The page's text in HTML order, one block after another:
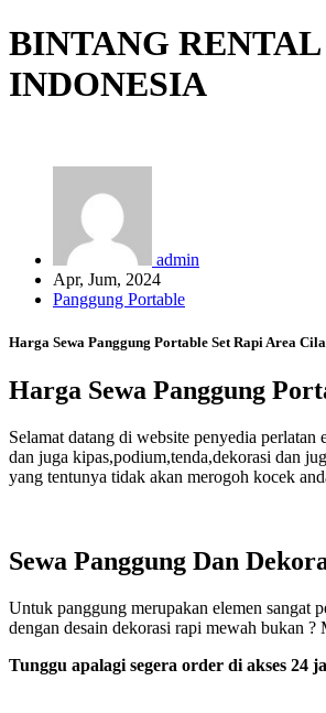
BINTANG RENTAL
INDONESIA
admin
Apr, Jum, 2024
Panggung Portable
Harga Sewa Panggung Portable Set Rapi Area
Harga Sewa Panggung
Selamat datang di website penyedia
dan juga kipas,podium,tenda,dekorasi dan
yang tentunya tidak akan merogoh kocek
Sewa Panggung Dan
Untuk panggung merupakan elemen sangat
dengan desain dekorasi rapi mewah bukan
Tunggu apalagi segera order di akses 24